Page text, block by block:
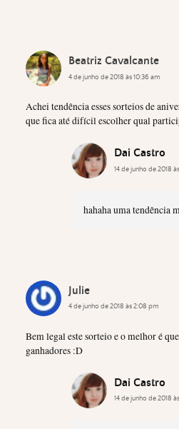
Beatriz Cavalcante
4 de junho de 2018 às 10:36 am
Achei tendência esses sorteios de
que fica até difícil escolher qual
Dai Castro
14 de junho de 2018
hahaha uma tendência
Julie
4 de junho de 2018 às 2:08 pm
Bem legal este sorteio e o melhor é
ganhadores :D
Dai Castro
14 de junho de 2018